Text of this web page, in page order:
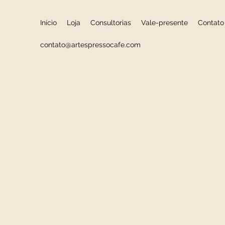
Início Loja Consultorias Vale-presente Contato
contato@artespressocafe.com